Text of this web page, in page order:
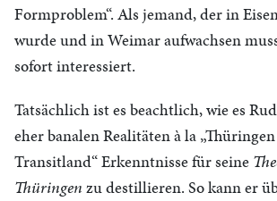
Formproblem“. Als jemand, der in
wurde und in Weimar aufwachsen
sofort interessiert.
Tatsächlich ist es beachtlich, wie es
eher banalen Realitäten à la
Transitland“ Erkenntnisse für seine
Thüringen zu destillieren. So kann er